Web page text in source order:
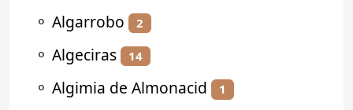
⚬ Algarrobo 2
⚬ Algeciras 14
⚬ Algimia de Almonacid 1